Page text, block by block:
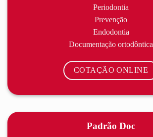
Periodontia
Prevenção
Endodontia
Documentação ortodôntica
COTAÇÃO ONLINE
Padrão Doc